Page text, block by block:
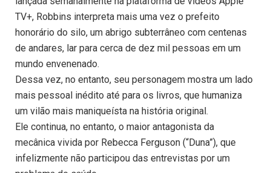
TV+, Robbins interpreta mais uma vez o prefeito
honorário do silo, um abrigo subterrâneo com centenas
de andares, lar para cerca de dez mil pessoas em um
mundo envenenado.
Dessa vez, no entanto, seu personagem mostra um lado
mais pessoal inédito até para os livros, que humaniza
um vilão mais maniqueísta na história original.
Ele continua, no entanto, o maior antagonista da
mecânica vivida por Rebecca Ferguson (“Duna”), que
infelizmente não participou das entrevistas por um